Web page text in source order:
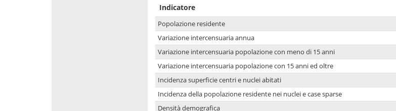
Indicatore
Popolazione residente
Variazione intercensuaria annua
Variazione intercensuaria popolazione con meno di 15 anni
Variazione intercensuaria popolazione con 15 anni ed oltre
Incidenza superficie centri e nuclei abitati
Incidenza della popolazione residente nei nuclei e case sparse
Densità demografica